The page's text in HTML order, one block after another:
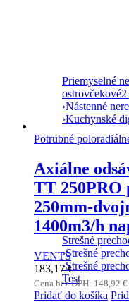
Priemyselné
ostrovčekové
›Nástenné
›Kuchynské
Strešné
›Strešné
›Strešné
Test
Potrubné
Axiálne
TT 250PRO
250mm-
1400m3/h
VENTS
183,17€
Cena bez DPH: 148,92 €
Pridať do košíka